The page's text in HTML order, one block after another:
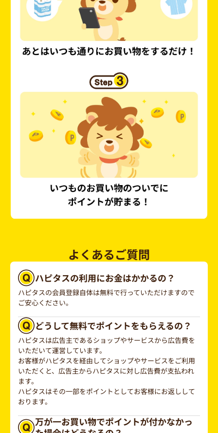
よくあるご質問
ハピタスの利用にお金はかかるの？
ハピタスの会員登録自体は無料で行っていただけますので
ご安心ください。
どうして無料でポイントをもらえるの？
ハピタスは広告主であるショップやサービスから広告費を
いただいて運営しています。
お客様がハピタスを経由してショップやサービスをご利用
いただくと、広告主からハピタスに対し広告費が支払われ
ます。
ハピタスはその一部をポイントとしてお客様にお返しして
おります。
万が一お買い物でポイントが付かなかっ